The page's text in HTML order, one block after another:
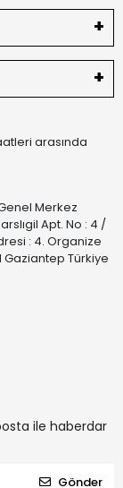
arasında
Merkez
Apt. No : 4 /
: 4. Organize
Gaziantep Türkiye
ile haberdar
Gönder